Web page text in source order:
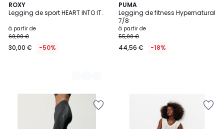
ROXY
Legging de sport HEART INTO IT.
à partir de
60,00 €
30,00 € -50%
2
Couleurs
PUMA
Legging de fitness Hypernatural
7/8
à partir de
55,00 €
44,56 € -18%